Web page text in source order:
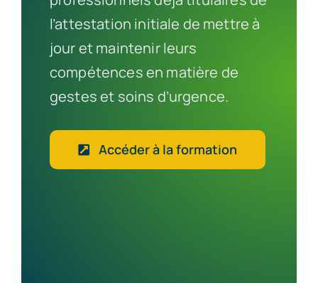
l’attestation initiale de mettre à
jour et maintenir leurs
compétences en matière de
gestes et soins d’urgence.
Accéder à la formation